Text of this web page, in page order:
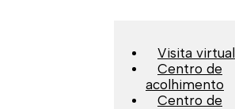
Visita virtual
Centro de
acolhimento
Centro de